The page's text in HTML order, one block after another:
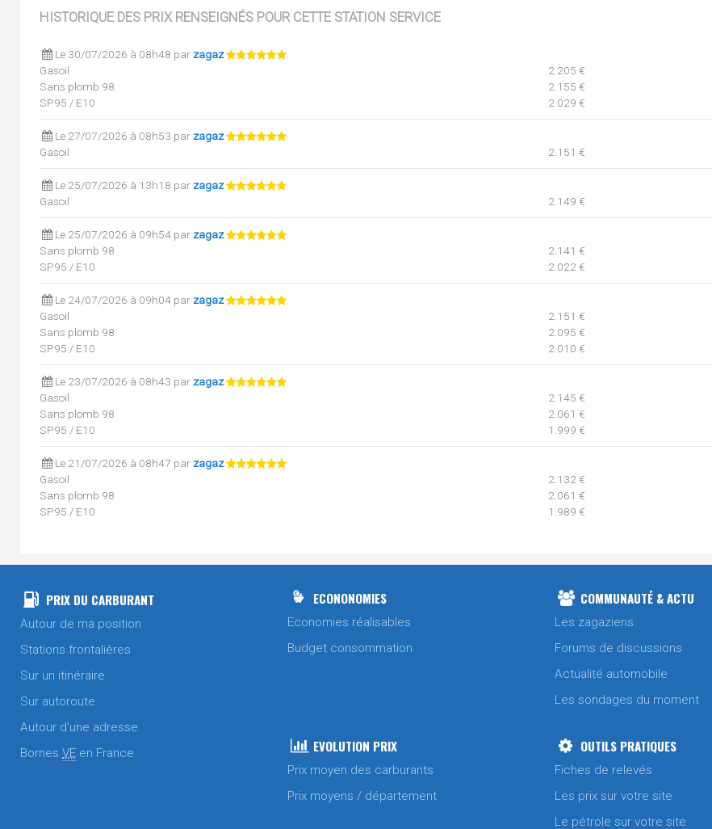
HISTORIQUE DES PRIX RENSEIGNÉS POUR CETTE STATION SERVICE
Le 30/07/2026 à 08h48 par zagaz
Gasoil
2.205 €
Sans plomb 98
2.155 €
SP95 / E10
2.029 €
Le 27/07/2026 à 08h53 par zagaz
Gasoil
2.151 €
Le 25/07/2026 à 13h18 par zagaz
Gasoil
2.149 €
Le 25/07/2026 à 09h54 par zagaz
Sans plomb 98
2.141 €
SP95 / E10
2.022 €
Le 24/07/2026 à 09h04 par zagaz
Gasoil
2.151 €
Sans plomb 98
2.095 €
SP95 / E10
2.010 €
Le 23/07/2026 à 08h43 par zagaz
Gasoil
2.145 €
Sans plomb 98
2.061 €
SP95 / E10
1.999 €
Le 21/07/2026 à 08h47 par zagaz
Gasoil
2.132 €
Sans plomb 98
2.061 €
SP95 / E10
1.989 €
Le 17/07/2026 à 08h51 par
1.954 €
Le 16/07/2026 à 08h52 par
Sans plomb 98
Gasoil
1.937 €
2.008 €
PRIX DU CARBURANT
Autour de ma position
Stations frontalières
Sur un itinéraire
Sur autoroute
Autour d'une adresse
Bornes VE en France
ECONONOMIES
Economies réalisables
Budget consommation
COMMUNAUTÉ & ACTU
Les zagaziens
Forums de discussions
Actualité automobile
Les sondages du moment
EVOLUTION PRIX
Prix moyen des carburants
Prix moyens / département
OUTILS PRATIQUES
Fiches de relevés
Les prix sur votre site
Le pétrole sur votre site